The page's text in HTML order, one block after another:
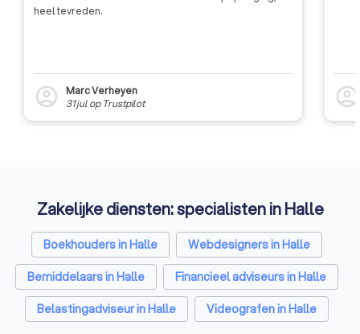
heel tevreden.
account_circle
Marc Verheyen
31 julop Trustpilot account_circle
Zakelijke diensten: specialisten in Halle
Boekhouders in Halle
Webdesigners in Halle
Bemiddelaars in Halle
Financieel adviseurs in Halle
Belastingadviseur in Halle
Videografen in Halle